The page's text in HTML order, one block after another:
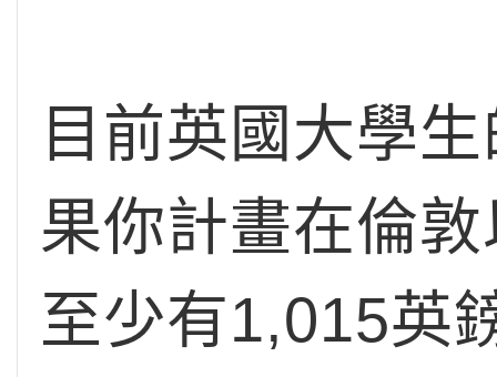
目前英國大學
果你計畫在倫
至少有1,015英